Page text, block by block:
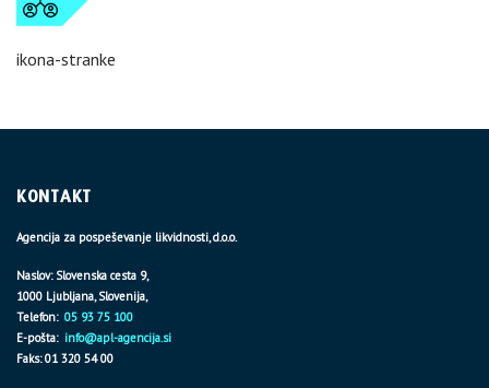
ikona-stranke
KONTAKT
Agencija za pospeševanje likvidnosti, d.o.o.
Naslov: Slovenska cesta 9,
1000 Ljubljana, Slovenija,
Telefon: 05 93 75 100
E-pošta: info@apl-agencija.si
Faks: 01 320 54 00